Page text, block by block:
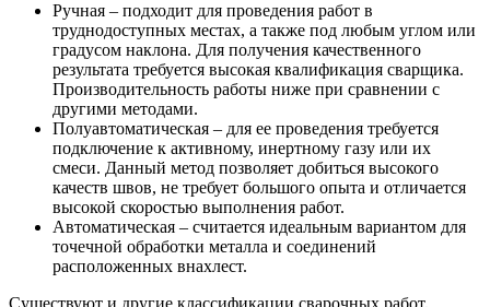
Ручная – подходит для проведения работ в
труднодоступных местах, а также под любым углом или
градусом наклона. Для получения качественного
результата требуется высокая квалификация сварщика.
Производительность работы ниже при сравнении с
другими методами.
Полуавтоматическая – для ее проведения требуется
подключение к активному, инертному газу или их
смеси. Данный метод позволяет добиться высокого
качеств швов, не требует большого опыта и отличается
высокой скоростью выполнения работ.
Автоматическая – считается идеальным вариантом для
точечной обработки металла и соединений
расположенных внахлест.